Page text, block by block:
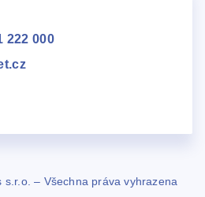
222 000
– Všechna práva vyhrazena